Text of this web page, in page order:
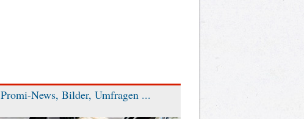
Promi-News, Bilder, Umfragen ...